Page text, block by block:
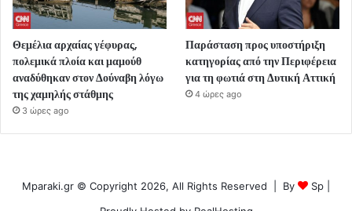
Θεμέλια αρχαίας γέφυρας,
πολεμικά πλοία και μαμούθ
αναδύθηκαν στον Δούναβη λόγω
της χαμηλής στάθμης
3 ώρες ago
Παράσταση προς υποστήριξη
κατηγορίας από την Περιφέρεια
για τη φωτιά στη Δυτική Αττική
4 ώρες ago
Mparaki.gr © Copyright 2026, All Rights Reserved | By Sp